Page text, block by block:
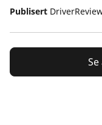
Publisert